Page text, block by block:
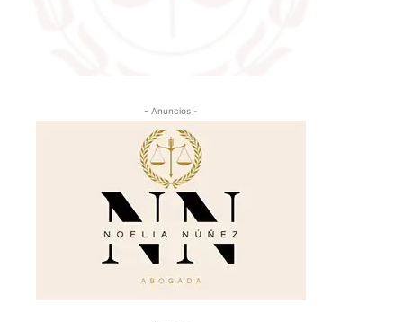
- Anuncios -